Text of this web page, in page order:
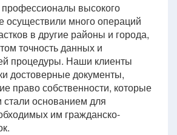
высокого
осуществили много операций
в другие районы и города,
точность данных и
процедуры. Наши клиенты
достоверные документы,
право собственности, которые
основанием для
им гражданско-